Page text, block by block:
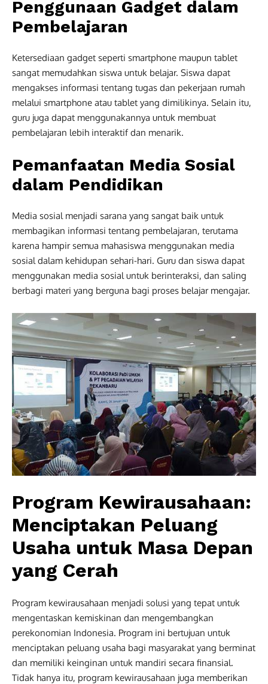
Penggunaan Gadget dalam
Pembelajaran
Ketersediaan gadget seperti smartphone maupun tablet
sangat memudahkan siswa untuk belajar. Siswa dapat
mengakses informasi tentang tugas dan pekerjaan rumah
melalui smartphone atau tablet yang dimilikinya. Selain itu,
guru juga dapat menggunakannya untuk membuat
pembelajaran lebih interaktif dan menarik.
Pemanfaatan Media Sosial
dalam Pendidikan
Media sosial menjadi sarana yang sangat baik untuk
membagikan informasi tentang pembelajaran, terutama
karena hampir semua mahasiswa menggunakan media
sosial dalam kehidupan sehari-hari. Guru dan siswa dapat
menggunakan media sosial untuk berinteraksi, dan saling
berbagi materi yang berguna bagi proses belajar mengajar.
Program Kewirausahaan:
Menciptakan Peluang
Usaha untuk Masa Depan
yang Cerah
Program kewirausahaan menjadi solusi yang tepat untuk
mengentaskan kemiskinan dan mengembangkan
perekonomian Indonesia. Program ini bertujuan untuk
menciptakan peluang usaha bagi masyarakat yang berminat
dan memiliki keinginan untuk mandiri secara finansial.
Tidak hanya itu, program kewirausahaan juga memberikan